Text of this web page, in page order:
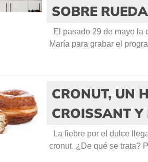
SOBRE
El pasado 29 de mayo la
María para grabar el
CRONUT, UN
CROISSANT Y
La fiebre por el dulce
cronut. ¿De qué se trata?